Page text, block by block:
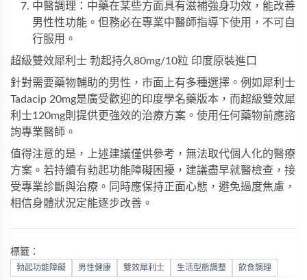
中醫調理：中藥在某些方面具有滋補強身功效，能改善
男性性功能。但務必在專業中醫師指導下使用，不可自
行服用。
超級雙效犀利士 勃起持久80mg/10粒 印度原裝進口
針對需要藥物輔助的男性，市面上有多種選擇。例如犀利士
Tadacip 20mg是廣受歡迎的印度學名藥版本，而超級雙效犀
利士120mg則提供更強效的治療方案。使用任何藥物前應諮
詢專業醫師。
值得注意的是，上述建議僅供參考，無法取代個人化的醫療
方案。若持續有勃起功能障礙困擾，建議盡早就醫檢查，接
受專業診斷與治療。同時應保持正面心態，避免過度焦慮，
相信身體狀況定能逐步改善。
標籤：
勃起功能障礙 男性健康 雙效犀利士 生活型態調整 飲食調理